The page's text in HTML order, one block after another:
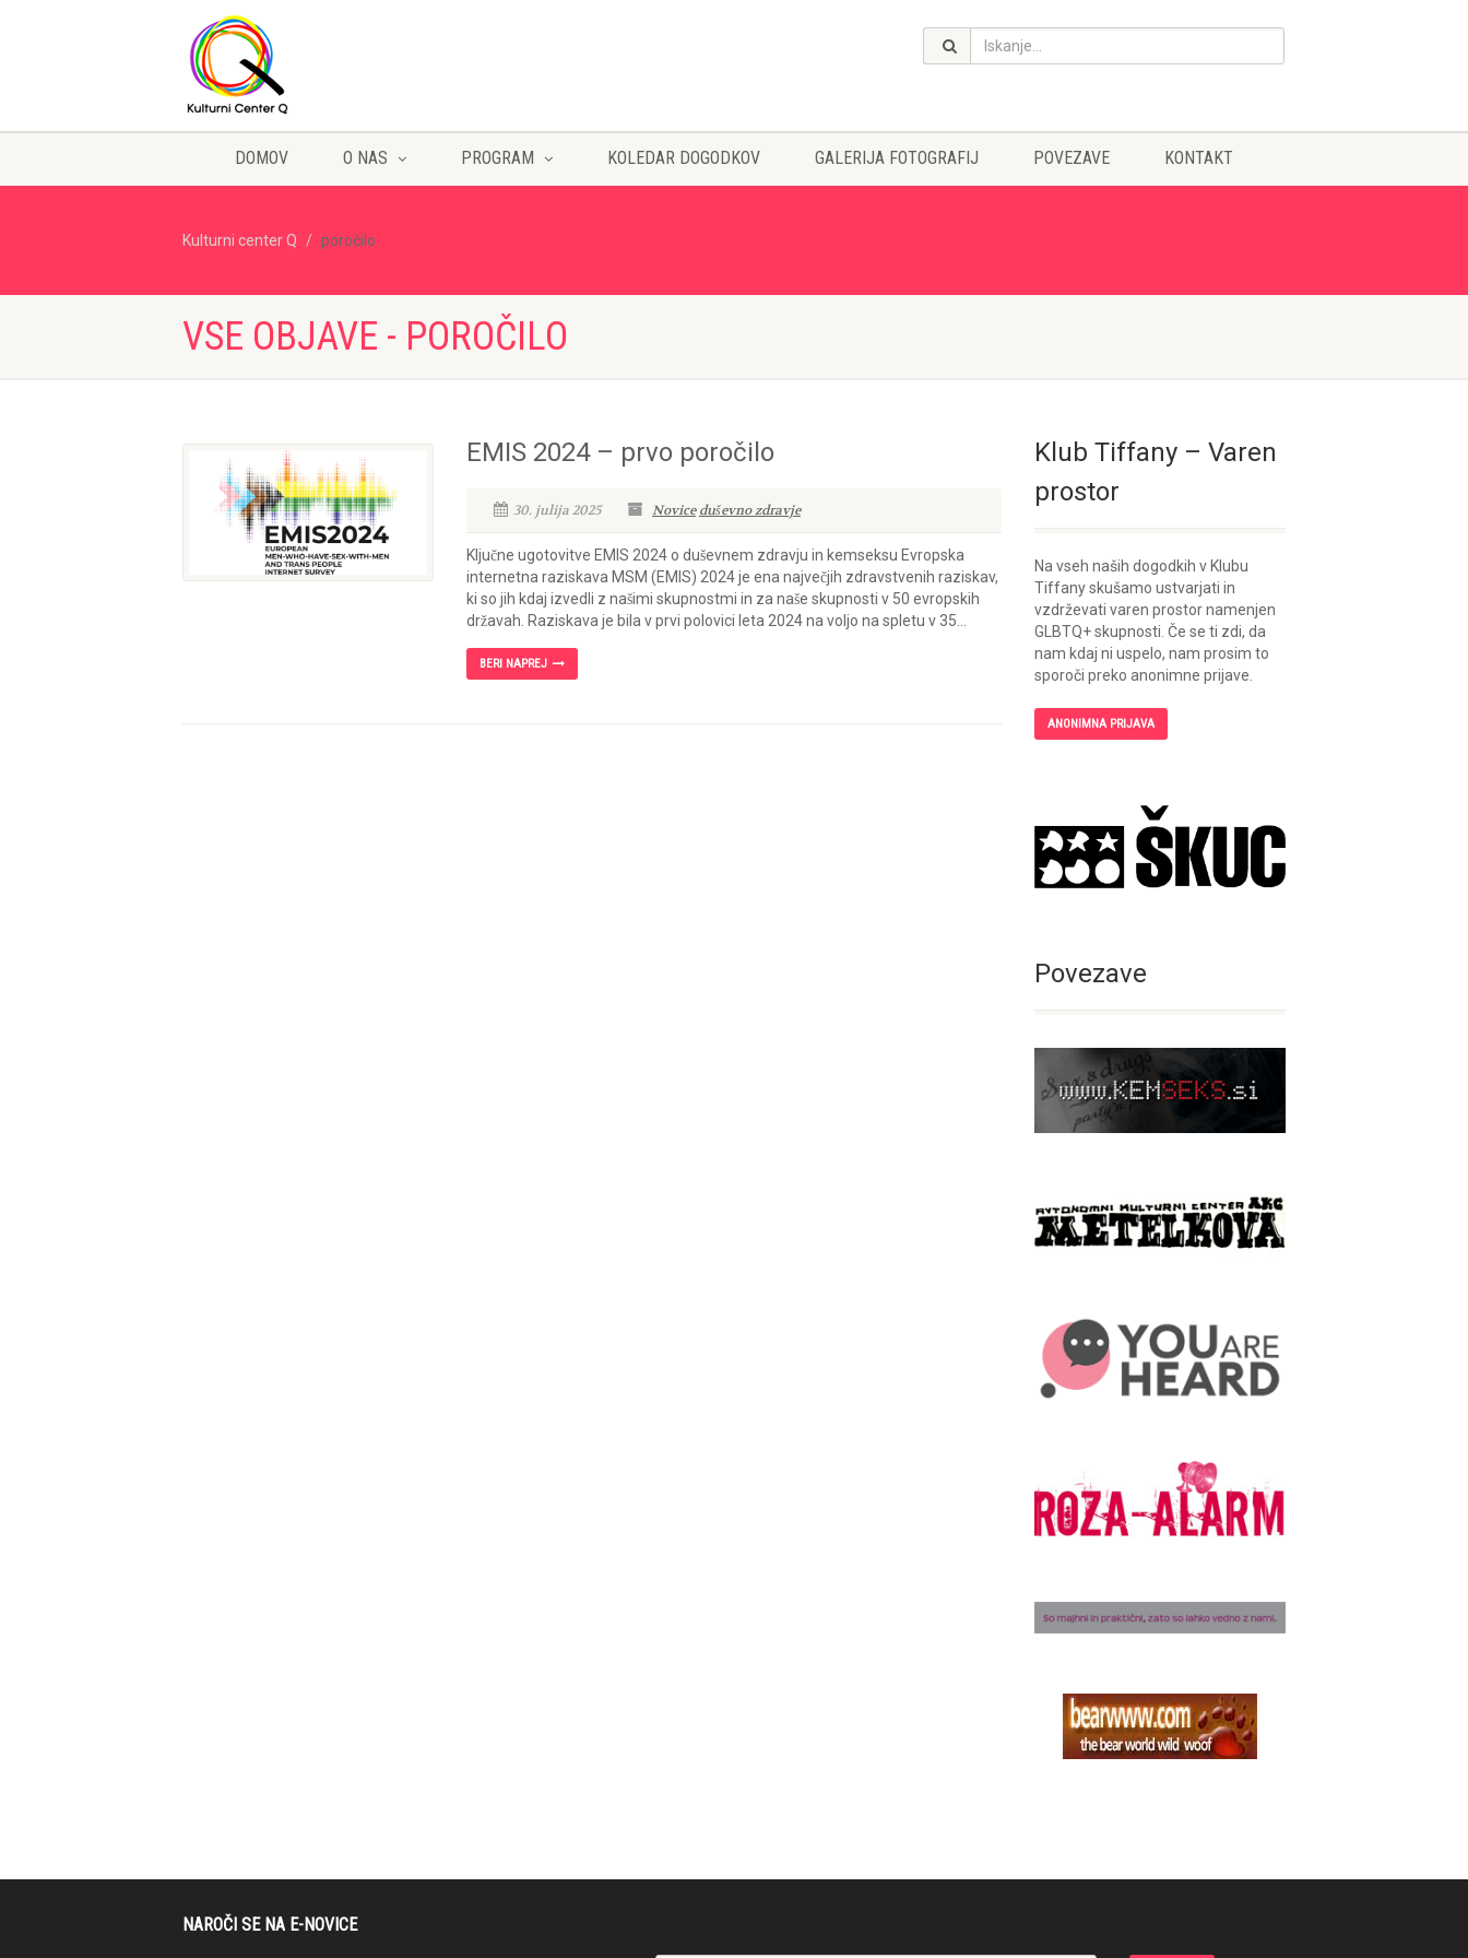
DOMOV O NAS PROGRAM KOLEDAR DOGODKOV GALERIJA FOTOGRAFIJ POVEZAVE KONTAKT
Kulturni center Q poročilo
VSE OBJAVE - POROČILO
EMIS 2024 – prvo poročilo
30. julija 2025 Novice duševno zdravje
Ključne ugotovitve EMIS 2024 o duševnem zdravju in kemseksu Evropska
internetna raziskava MSM (EMIS) 2024 je ena največjih zdravstvenih raziskav,
ki so jih kdaj izvedli z našimi skupnostmi in za naše skupnosti v 50 evropskih
državah. Raziskava je bila v prvi polovici leta 2024 na voljo na spletu v 35...
BERI NAPREJ
Klub Tiffany – Varen
prostor
Na vseh naših dogodkih v Klubu
Tiffany skušamo ustvarjati in
vzdrževati varen prostor namenjen
GLBTQ+ skupnosti. Če se ti zdi, da
nam kdaj ni uspelo, nam prosim to
sporoči preko anonimne prijave.
ANONIMNA PRIJAVA
Povezave
NAROČI SE NA E-NOVICE